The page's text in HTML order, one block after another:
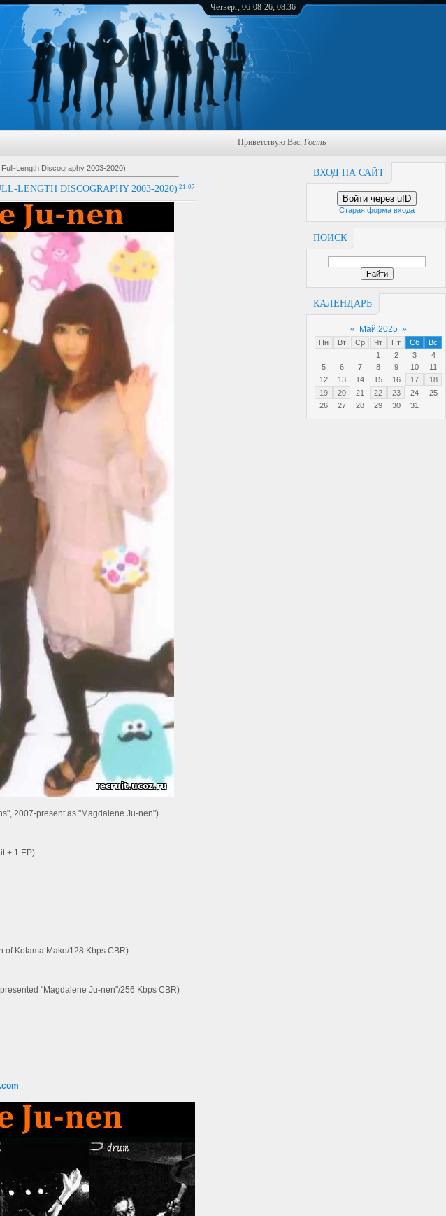
Четверг, 06-08-26, 08:36
Приветствую Вас, Гость
ВХОД НА САЙТ
Войти через uID
Старая форма входа
ПОИСК
КАЛЕНДАРЬ
« Май 2025 »
Пн Вт Ср Чт Пт Сб
Вс
1
2 3
4
5
6 7 8 9 10
11
12
13 14 15 16 17
18
19
20 21 22 23 24
25
26
27 28 29 30 31
Length Discography 2003-2020)
21:07
LENGTH DISCOGRAPHY 2003-2020)
2007-present as "Magdalene Ju-nen")
+ 1 EP)
of Kotama Mako/128 Kbps CBR)
"Magdalene Ju-nen"/256 Kbps CBR)